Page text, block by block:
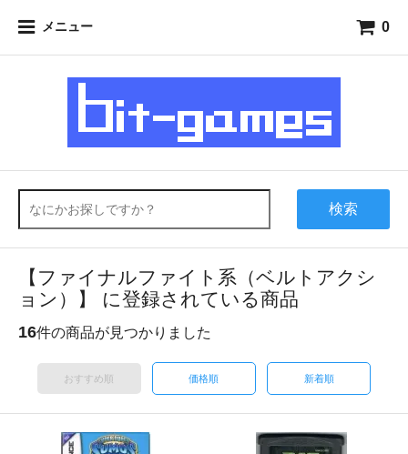
メニュー 0
検索
【ファイナルファイト系（ベルトアクシ
ョン）】 に登録されている商品
16件の商品が見つかりました
おすすめ順 価格順 新着順